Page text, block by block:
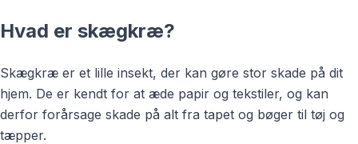
Hvad er skægkræ?
Skægkræ er et lille insekt, der kan gøre stor skade på dit
hjem. De er kendt for at æde papir og tekstiler, og kan
derfor forårsage skade på alt fra tapet og bøger til tøj og
tæpper.